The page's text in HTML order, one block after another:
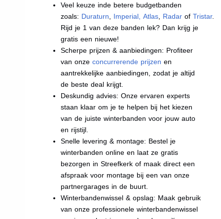
Veel keuze inde betere budgetbanden
zoals: Duraturn Imperial Atlas Radar ofTristar.
Rijd je 1 van deze banden lek? Dan krijg je
gratis een nieuwe!
Scherpe prijzen & aanbiedingen: Profiteer
van onzeconcurrerende prijzen en
aantrekkelijke aanbiedingen, zodat je altijd
de beste deal krijgt.
Deskundig advies: Onze ervaren experts
staan klaar om je te helpen bij het kiezen
van de juiste winterbanden voor jouw auto
en rijstijl.
Snelle levering & montage: Bestel je
winterbanden online en laat ze gratis
bezorgen in Streefkerk of maak direct een
afspraak voor montage bij een van onze
partnergarages in de buurt.
Winterbandenwissel & opslag: Maak gebruik
van onze professionele winterbandenwissel